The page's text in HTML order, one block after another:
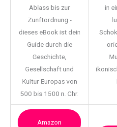
Ablass bis zur
Zunftordnung -
dieses eBook ist dein
Guide durch die
Geschichte,
Gesellschaft und
Kultur Europas von
500 bis 1500 n. Chr.
in
Amazon